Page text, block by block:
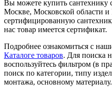
Вы можете купить сантехнику
Москве, Московской области
сертифицированную
нас товар имеется сертификат.
Подробнее ознакомиться с
Каталоге товаров. Для поиска
воспользуйтесь фильтром (в
поиск по категории, типу
монтажа, основному материалу.